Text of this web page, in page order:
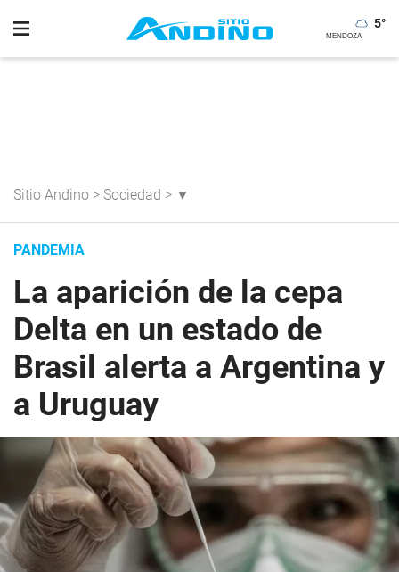
5°
Sitio Andino > Sociedad > ▼
PANDEMIA
La aparición de la cepa
Delta en un estado de
Brasil alerta a Argentina y
a Uruguay